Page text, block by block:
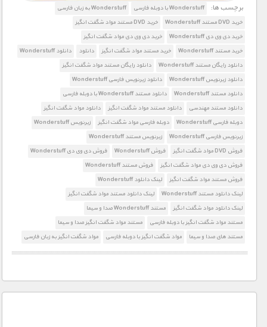
برچسب ها: Wonderstuff با دوبله فارسی
Wonderstuff به زبان فارسی
خرید DVD مستند Wonderstuff
خرید DVD مستند مواد شگفت انگیز
خرید دی وی دی Wonderstuff
خرید دی وی دی مواد شگفت انگیز
خرید مستند Wonderstuff
خرید مستند مواد شگفت انگیز دانلود
دانلود Wonderstuff
دانلود رایگان مستند Wonderstuff
دانلود رایگان مستند مواد شگفت انگیز
دانلود زیرنویس Wonderstuff
دانلود زیرنویس فارسی Wonderstuff
دانلود مستند Wonderstuff
دانلود مستند Wonderstuff با دوبله فارسی
دانلود مستند مهندسی
دانلود مستند مواد شگفت انگیز
دانلود مواد شگفت انگیز
دوبله فارسی Wonderstuff
دوبله فارسی مواد شگفت انگیز
زیرنویس Wonderstuff
زیرنویس فارسی Wonderstuff
زیرنویس مستند Wonderstuff
فروش DVD مواد شگفت انگیز
فروش Wonderstuff
فروش دی وی دی Wonderstuff
فروش دی وی دی مواد شگفت انگیز
فروش مستند Wonderstuff
فروش مستند مواد شگفت انگیز
لینک دانلود Wonderstuff
لینک دانلود مستند Wonderstuff
لینک دانلود مستند مواد شگفت انگیز
لینک دانلود مواد شگفت انگیز
مستند Wonderstuff صدا و سیما
مستند مواد شگفت انگیز با دوبله فارسی
مستند مواد شگفت انگیز صدا و سیما
مستند های صدا و سیما
مواد شگفت انگیز با دوبله فارسی مواد شگفت انگیز به زبان فارسی